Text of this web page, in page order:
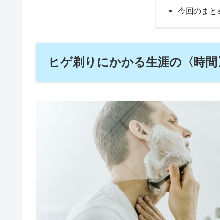
今回のまと
ヒゲ剃りにかかる生涯の〈時間